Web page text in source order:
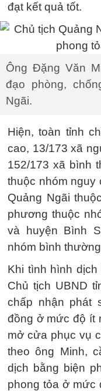
đạt kết quả tốt.
Ông Đặng Văn
đạo phòng,
Ngãi.
Hiện, toàn tỉnh
cao, 13/173 xã
152/173 xã bình
thuộc nhóm nguy
Quảng Ngãi
phương thuộc
và huyện Bình
nhóm bình
Khi tình hình
Chủ tịch UBND
chấp nhận phát
đồng ở mức độ ít
mở cửa phục vụ
theo ông Minh,
dịch bằng biện
phong tỏa ở mức